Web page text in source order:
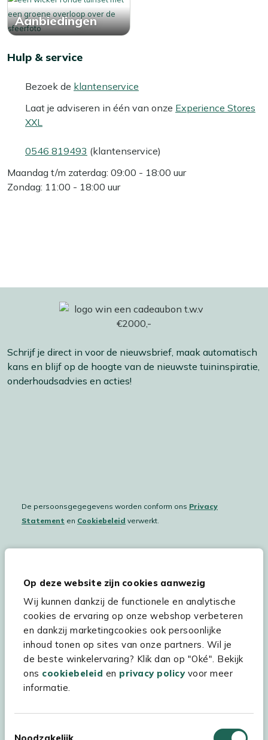
Op deze website zijn cookies aanwezig
Wij kunnen dankzij de functionele en analytische
cookies de ervaring op onze webshop verbeteren
en dankzij marketingcookies ook persoonlijke
inhoud tonen op sites van onze partners. Wil je
de beste winkelervaring? Klik dan op "Oké". Bekijk
ons cookiebeleid en privacy policyvoor meer
informatie.
Aanbiedingen
Hulp & service
Bezoek de klantenservice
Laat je adviseren in één van onze Experience Stores
XXL
0546 819493 (klantenservice)
Maandag t/m zaterdag: 09:00 - 18:00 uur
Zondag: 11:00 - 18:00 uur
Schrijf je direct in voor de nieuwsbrief, maak automatisch
kans en blijf op de hoogte van de nieuwste tuininspiratie,
onderhoudsadvies en acties!
De persoonsgegegevens worden conform ons Privacy
Statement en Cookiebeleid verwerkt.
Hulp & service
Assortiment
Kees Smit Tuinmeubelen
Experience Stores XXL